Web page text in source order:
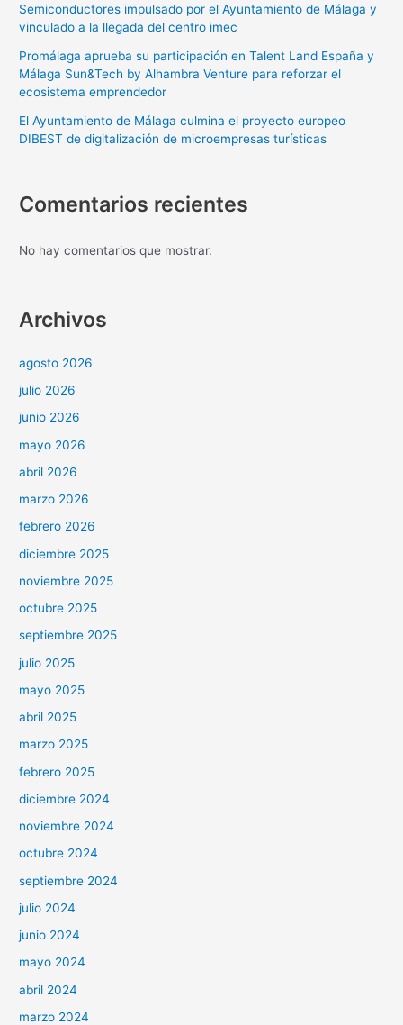
Semiconductores impulsado por el Ayuntamiento de Málaga y
vinculado a la llegada del centro imec
Promálaga aprueba su participación en Talent Land España y
Málaga Sun&Tech by Alhambra Venture para reforzar el
ecosistema emprendedor
El Ayuntamiento de Málaga culmina el proyecto europeo
DIBEST de digitalización de microempresas turísticas
Comentarios recientes
No hay comentarios que mostrar.
Archivos
agosto 2026
julio 2026
junio 2026
mayo 2026
abril 2026
marzo 2026
febrero 2026
diciembre 2025
noviembre 2025
octubre 2025
septiembre 2025
julio 2025
mayo 2025
abril 2025
marzo 2025
febrero 2025
diciembre 2024
noviembre 2024
octubre 2024
septiembre 2024
julio 2024
junio 2024
mayo 2024
abril 2024
marzo 2024